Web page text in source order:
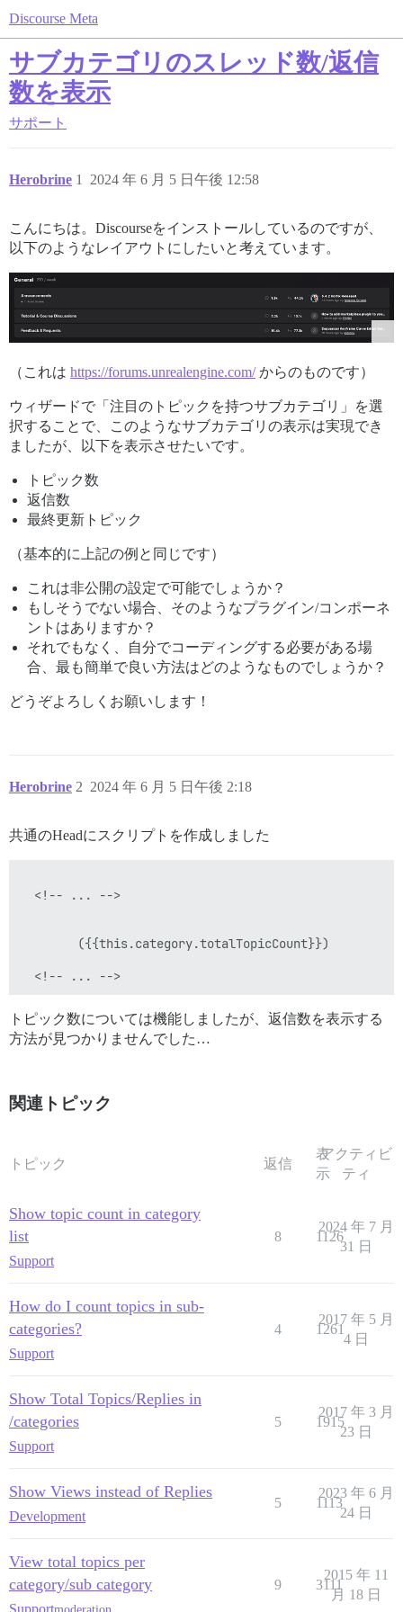
Discourse Meta
サブカテゴリのスレッド数/返信
数を表示
サポート
Herobrine 2024 年 6 月 5 日午後 12:58
1
こんにちは。Discourseをインストールしているのですが、
以下のようなレイアウトにしたいと考えています。
（これは https://forums.unrealengine.com/からのものです）
ウィザードで「注目のトピックを持つサブカテゴリ」を選
択することで、このようなサブカテゴリの表示は実現でき
ましたが、以下を表示させたいです。
トピック数
返信数
最終更新トピック
（基本的に上記の例と同じです）
これは非公開の設定で可能でしょうか？
もしそうでない場合、そのようなプラグイン/コンポーネ
ントはありますか？
それでもなく、自分でコーディングする必要がある場
合、最も簡単で良い方法はどのようなものでしょうか？
どうぞよろしくお願いします！
Herobrine 2024 年 6 月 5 日午後 2:18
2
共通のHeadにスクリプトを作成しました
  <!-- ... -->
        ({{this.category.totalTopicCount}})
トピック数については機能しましたが、返信数を表示する
方法が見つかりませんでした…
関連トピック
トピック 返信
表
示
アクティビ
ティ
Show topic count in category
list
Support
8 1126
2024 年 7 月
31 日
How do I count topics in sub-
categories?
Support
4 1261
2017 年 5 月
4 日
Show Total Topics/Replies in
/categories
Support
5 1915
2017 年 3 月
23 日
Show Views instead of Replies
Development
5 1113
2023 年 6 月
24 日
View total topics per
category/sub category
9 3111
2015 年 11
月 18 日